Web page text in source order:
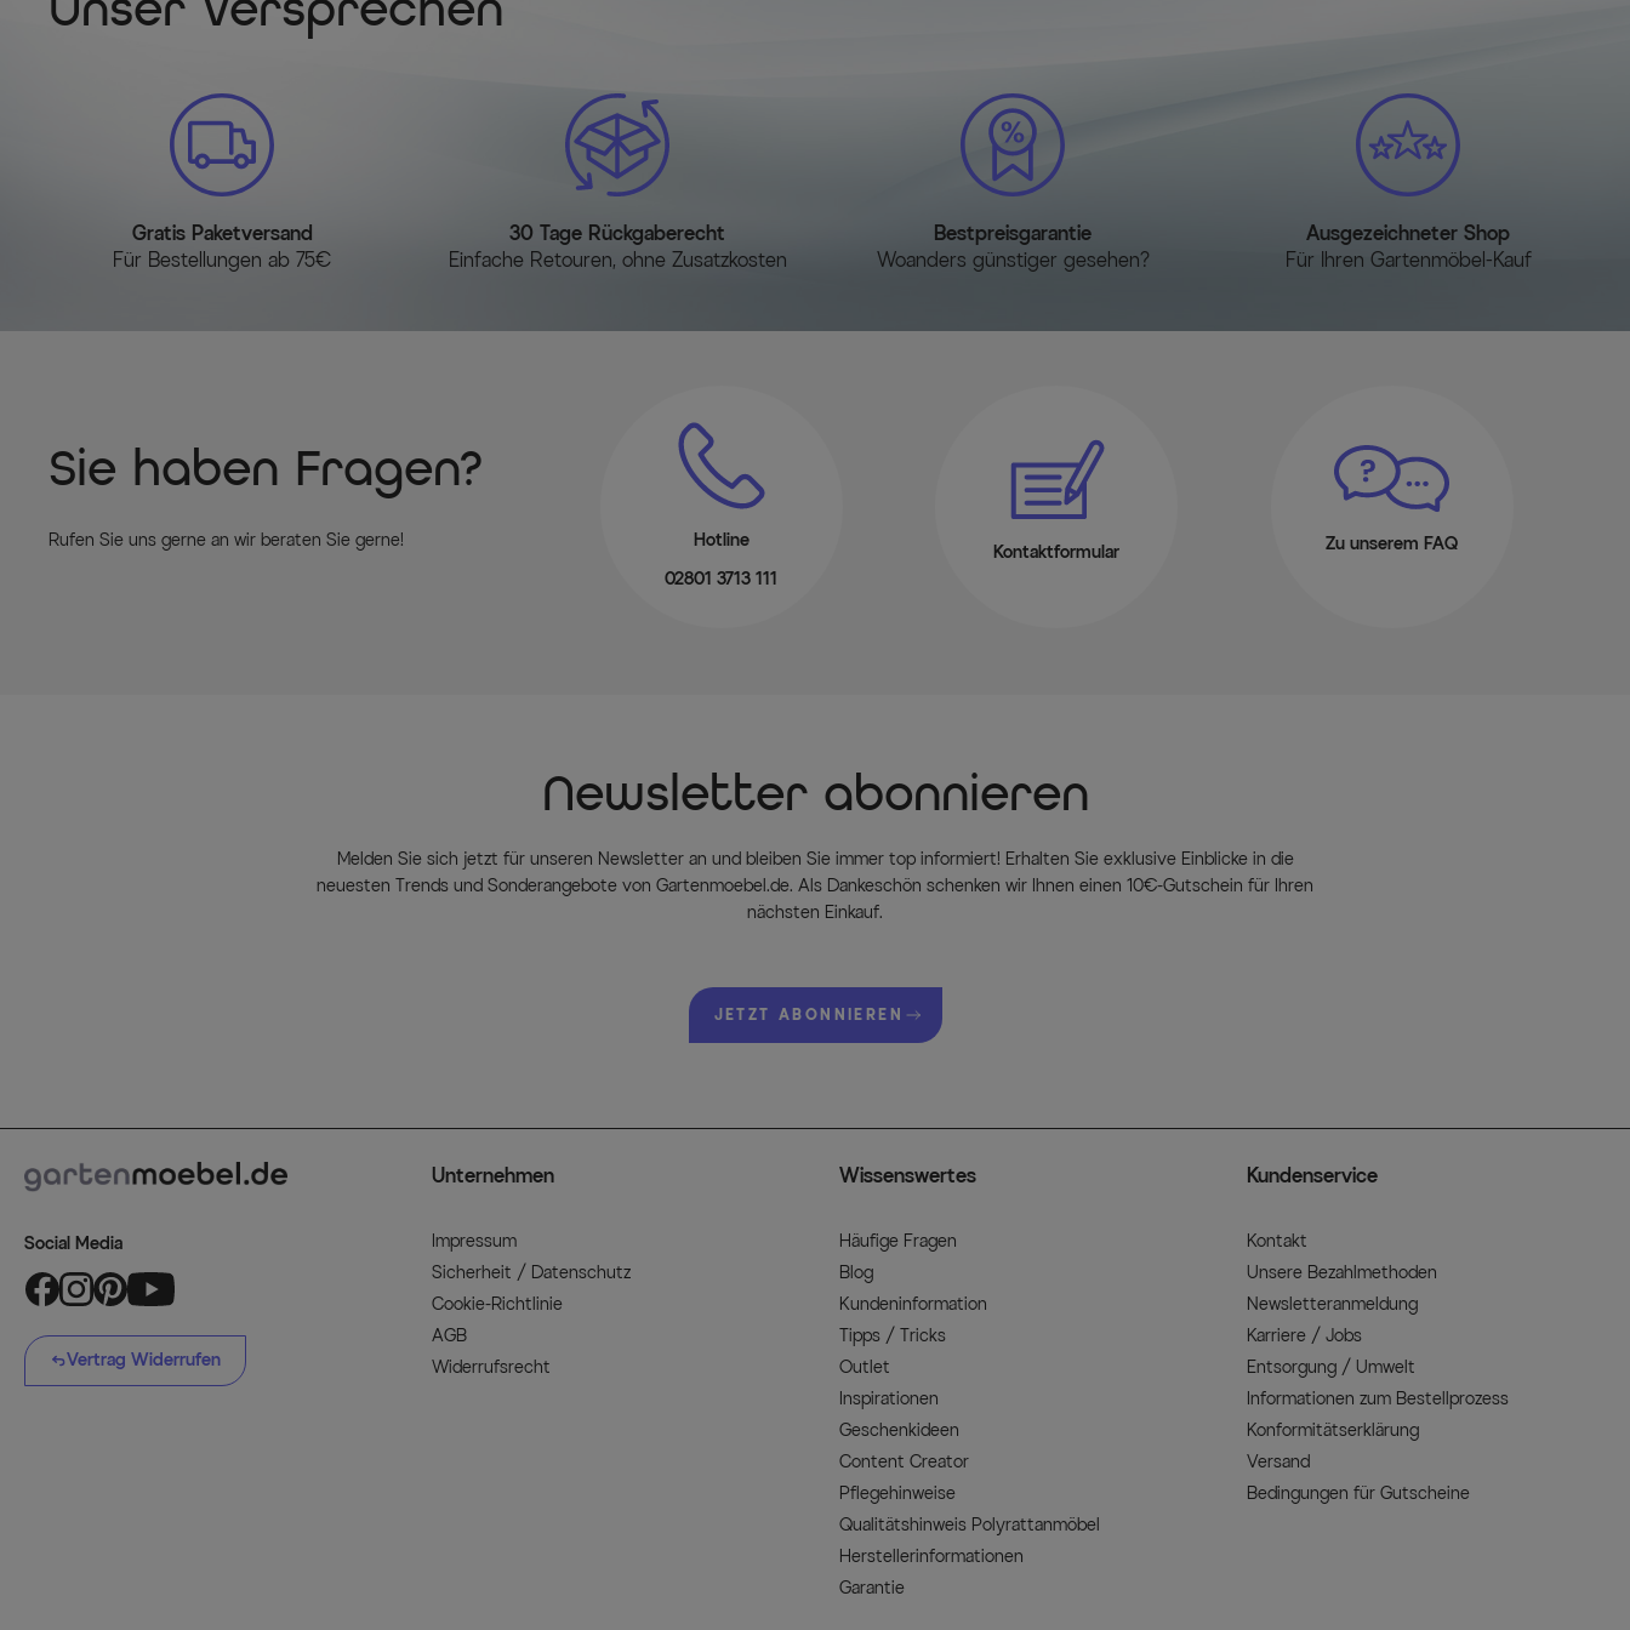
Lieferumfang
1x OUTFLEXX Abdeckhaube für Gartenlounges, schwarz, ca. 92 x 87 x 68 cm,
wasserabweisend und UV-beständig.
1x Aufbewahrungstasche für die Abdeckhaube, platzsparend und praktisch.
Unser Versprechen
Gratis Paketversand
Für Bestellungen ab 75€
30 Tage Rückgaberecht
Einfache Retouren, ohne Zusatzkosten
Bestpreisgarantie
Woanders günstiger gesehen?
Ausgezeichneter Shop
Für Ihren Gartenmöbel-Kauf
Sie haben Fragen?
Rufen Sie uns gerne an wir beraten Sie gerne!
Hotline
02801 3713 111
Kontaktformular Zu unserem FAQ
Newsletter abonnieren
Melden Sie sich jetzt für unseren Newsletter an und bleiben Sie immer top informiert! Erhalten Sie exklusive Einblicke in die
neuesten Trends und Sonderangebote von Gartenmoebel.de. Als Dankeschön schenken wir Ihnen einen 10€-Gutschein für Ihren
nächsten Einkauf.
JETZT ABONNIEREN
Social Media
Vertrag Widerrufen
Unternehmen
Impressum
Sicherheit / Datenschutz
Cookie-Richtlinie
AGB
Widerrufsrecht
Wissenswertes
Häufige Fragen
Blog
Kundeninformation
Tipps / Tricks
Outlet
Inspirationen
Geschenkideen
Content Creator
Pflegehinweise
Qualitätshinweis Polyrattanmöbel
Herstellerinformationen
Garantie
Kundenservice
Kontakt
Unsere Bezahlmethoden
Newsletteranmeldung
Karriere / Jobs
Entsorgung / Umwelt
Informationen zum Bestellprozess
Konformitätserklärung
Versand
Bedingungen für Gutscheine